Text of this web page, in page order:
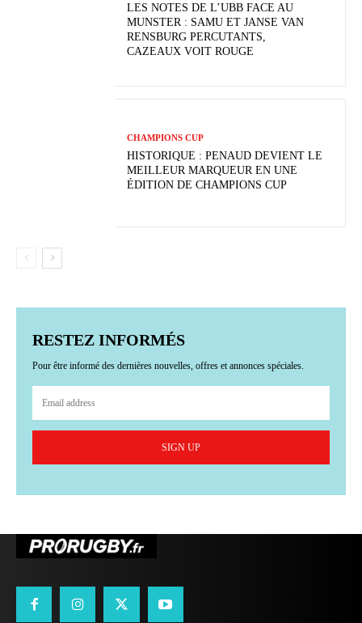
LES NOTES DE L’UBB FACE AU
MUNSTER : SAMU ET JANSE VAN
RENSBURG PERCUTANTS,
CAZEAUX VOIT ROUGE
CHAMPIONS CUP
HISTORIQUE : PENAUD DEVIENT LE
MEILLEUR MARQUEUR EN UNE
ÉDITION DE CHAMPIONS CUP
RESTEZ INFORMÉS
Pour être informé des dernières nouvelles, offres et annonces spéciales.
SIGN UP